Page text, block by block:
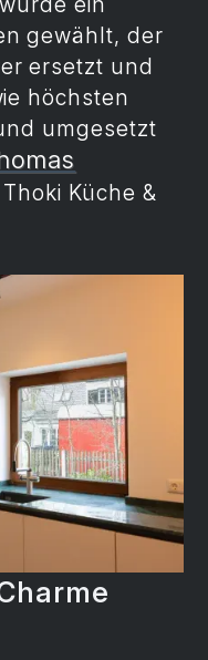
gewählt, der
ersetzt und
höchsten
umgesetzt
Küche &